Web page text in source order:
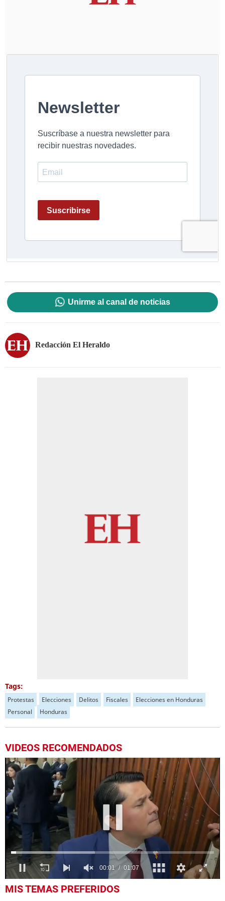
Unirme al canal de noticias
Redacción El Heraldo
Tags:
Protestas Elecciones Delitos Fiscales
Elecciones en Honduras
Personal
Honduras
VIDEOS RECOMENDADOS
seconds
MIS TEMAS PREFERIDOS